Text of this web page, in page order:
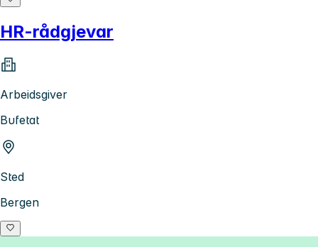
HR-rådgjevar
Arbeidsgiver
Bufetat
Sted
Bergen